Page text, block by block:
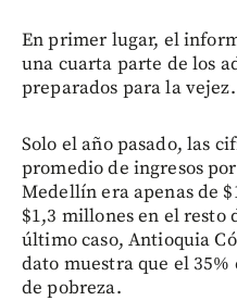
En primer lugar, el
una cuarta parte de los
preparados para la vejez.
Solo el año pasado, las
promedio de ingresos
Medellín era apenas de
$1,3 millones en el resto
último caso, Antioquia
dato muestra que el
de pobreza.